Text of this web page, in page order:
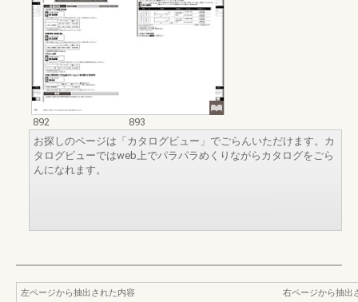
892
893
お探しのページは「カタログビュー」でごらんいただけます。カ
タログビューではweb上でパラパラめくりながらカタログをごら
んになれます。
左ページから抽出された内容
右ページから抽出